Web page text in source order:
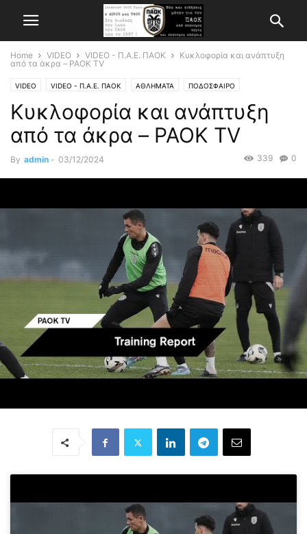
Home VIDEO VIDEO - Π.Α.Ε. ΠΑΟΚ
Κυκλοφορία και ανάπτυξη
από τα άκρα – PAOK TV
VIDEO VIDEO - Π.Α.Ε. ΠΑΟΚ ΑΘΛΗΜΑΤΑ ΠΟΔΟΣΦΑΙΡΟ
Κυκλοφορία και ανάπτυξη
από τα άκρα – PAOK TV
By admin - 03/12/2024 0
339